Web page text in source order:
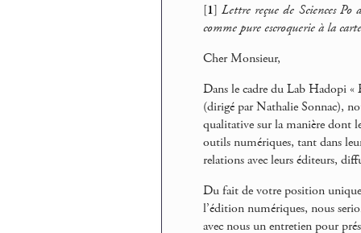
[1] Lettre reçue de Sciences
comme pure escroquerie à la
Cher Monsieur,
Dans le cadre du Lab Hadopi «
(dirigé par Nathalie Sonnac),
qualitative sur la manière dont
outils numériques, tant dans
relations avec leurs éditeurs,
Du fait de votre position
l’édition numériques, nous
avec nous un entretien pour